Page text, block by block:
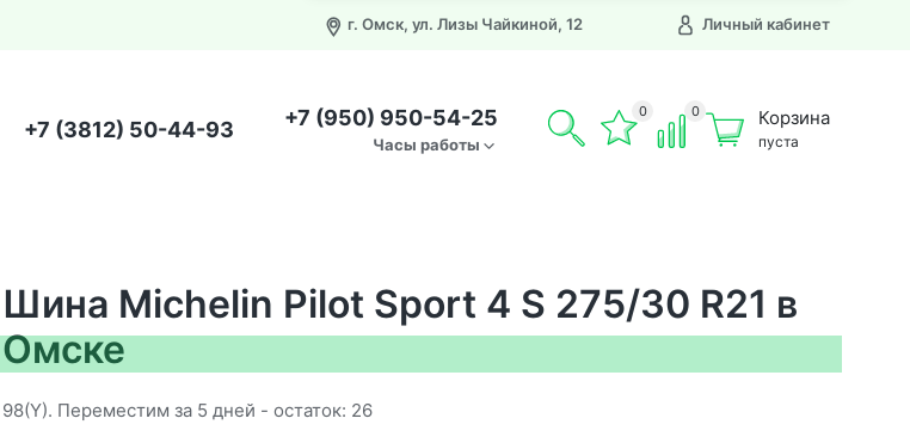
г. Омск, ул. Лизы Чайкиной, 12 Личный кабинет
+7 (3812) 50-44-93 +7 (950) 950-54-25
Часы работы
0 0 Корзина
пуста
Шина Michelin Pilot Sport 4 S 275/30 R21 в
Омске
98(Y). Переместим за 5 дней - остаток: 26